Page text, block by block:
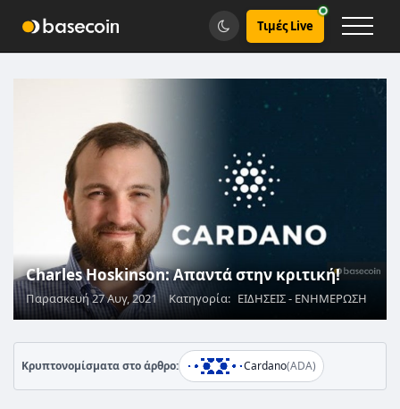
Τιμές Live
Charles Hoskinson: Απαντά στην κριτική!
Παρασκευή 27 Αυγ, 2021 Κατηγορία: ΕΙΔΗΣΕΙΣ - ΕΝΗΜΕΡΩΣΗ
Κρυπτονομίσματα στο άρθρο: Cardano(ADA)